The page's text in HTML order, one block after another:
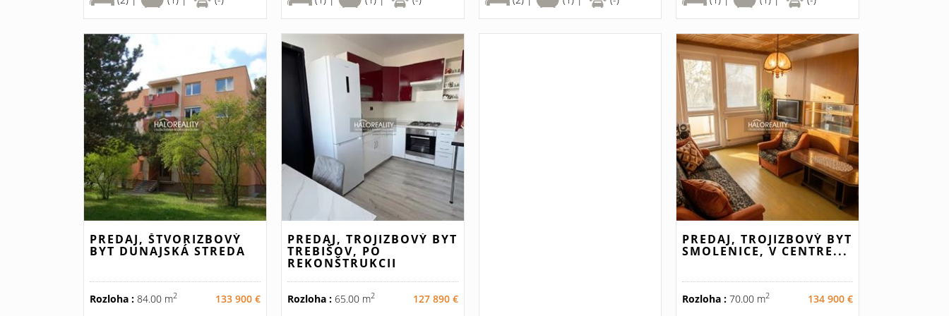
PREDAJ, ŠTVORIZBOVÝ
BYT DUNAJSKÁ STREDA
Rozloha : 84.00 m2
133 900 €
PREDAJ, TROJIZBOVÝ BYT
TREBIŠOV, PO
REKONŠTRUKCII
Rozloha :65.00 m2
127 890 €
PREDAJ, TROJIZBOVÝ BYT
SMOLENICE, V CENTRE...
Rozloha : 70.00 m2
134 900 €